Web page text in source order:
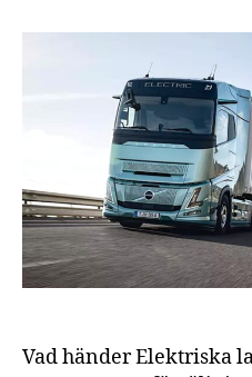
Vad händer Elektriska